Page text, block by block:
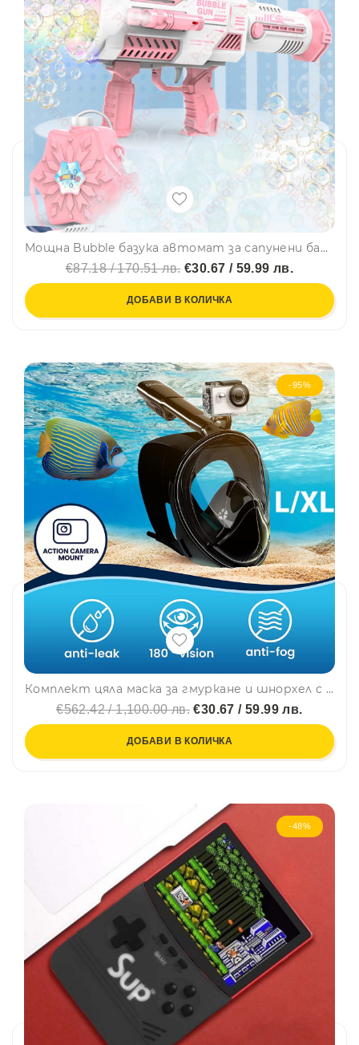
Мощна Bubble базука автомат за сапунени балони с LED светлини - електрическа пушка за мехурчета
€87.18 / 170.51 лв.€30.67 / 59.99 лв.
ДОБАВИ В КОЛИЧКА
-95%
Комплект цяла маска за гмуркане и шнорхел с 180° панорамна видимост 3878- L/XL, черен цвят
€562.42 / 1,100.00 лв. €30.67 / 59.99 лв.
ДОБАВИ В КОЛИЧКА
-48%